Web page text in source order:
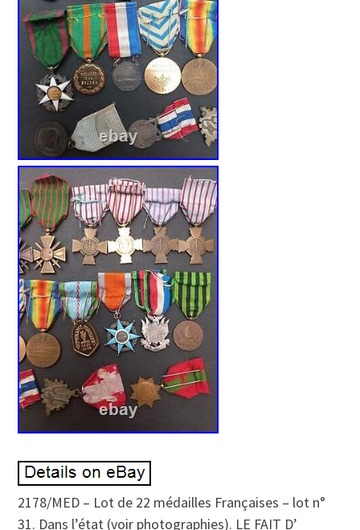
2178/MED – Lot de 22 médailles Françaises – lot n°
31. Dans l’état (voir photographies). LE FAIT D’